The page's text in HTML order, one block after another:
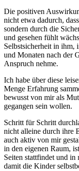
Die positiven
nicht etwa dadurch,
sondern durch die
und gesehen fühlt
Selbstsicherheit in ihm,
und Monaten nach der
Anspruch nehme.
Ich habe über diese
Menge Erfahrung
bewusst von mir als
gegangen sein wollen.
Schritt für Schritt
nicht alleine durch ihre
auch aktiv von mir
in den eigenen Raum,
Seiten stattfindet und in
damit die Kinder